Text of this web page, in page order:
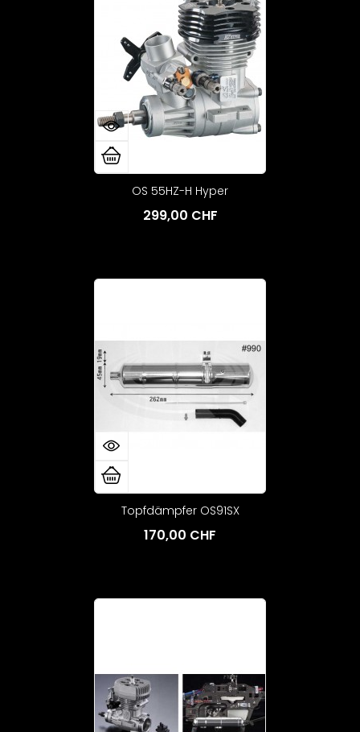
OS 55HZ-H Hyper
299,00 CHF
Topfdämpfer OS91SX
170,00 CHF